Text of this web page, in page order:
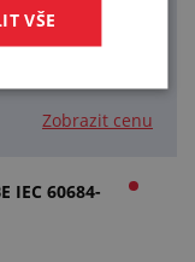
60684-
Zobrazit cenu
IEC 60684-
VŠE